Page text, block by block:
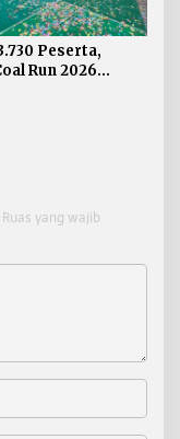
Peserta,
Run 2026
Ruas yang wajib